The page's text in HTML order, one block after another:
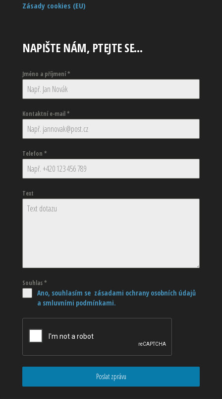
Zásady cookies (EU)
NAPIŠTE NÁM, PTEJTE SE…
Jméno a příjmení*
Kontaktní e-mail*
Telefon *
Text
Souhlas*
Ano, souhlasím se zásadami ochrany osobních údajů
a smluvními podmínkami.
Poslat zprávu